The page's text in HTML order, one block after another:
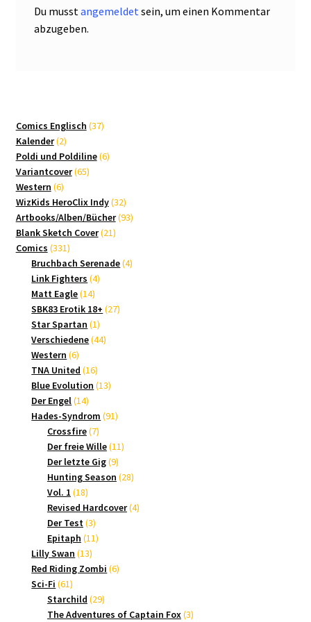
Du musst angemeldet sein, um einen Kommentar
abzugeben.
Comics Englisch 3737
Kalender 22
Produkte
Poldi und Poldiline 66
Variantcover 6565
Western 66
Produkte
WizKids HeroClix Indy 3232
Produkte
Artbooks/Alben/Bücher 9393
Blank Sketch Cover 2121
Comics 331331
Produkte
Bruchbach Serenade 44
Link Fighters 44
Matt Eagle 1414
Produkte
SBK83 Erotik 18+ 2727
Star Spartan 11
Produkt
Verschiedene 4444
Western 66
Produkte
TNA United 1616
Produkte
Blue Evolution 1313
Der Engel 1414
Produkte
Hades-Syndrom 9191
Crossfire 77
Produkte
Der freie Wille 1111
Der letzte Gig 99
Produkte
Hunting Season 2828
Vol. 1 1818
Produkte
Revised Hardcover 44
Der Test 33
Produkte
Epitaph 1111
Lilly Swan 1313
Produkte
Red Riding Zombi 66
Sci-Fi 6161
Produkte
Starchild 2929
Produkte
The Adventures of Captain Fox 33